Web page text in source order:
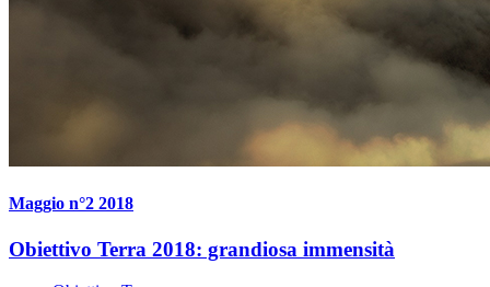
Maggio n°2 2018
Obiettivo Terra 2018: grandiosa immensità